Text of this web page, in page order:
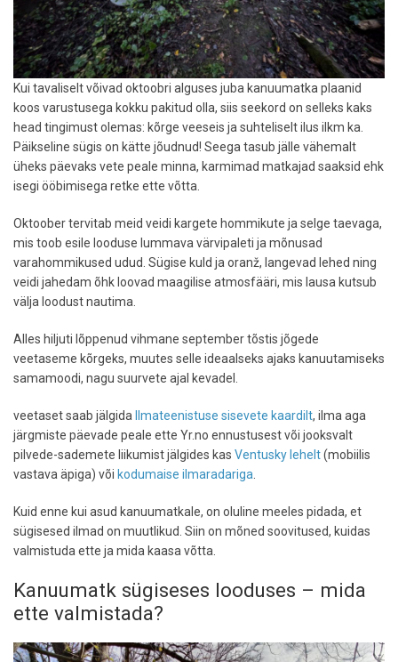
Kui tavaliselt võivad oktoobri alguses juba kanuumatka plaanid
koos varustusega kokku pakitud olla, siis seekord on selleks kaks
head tingimust olemas: kõrge veeseis ja suhteliselt ilus ilkm ka.
Päikseline sügis on kätte jõudnud! Seega tasub jälle vähemalt
üheks päevaks vete peale minna, karmimad matkajad saaksid ehk
isegi ööbimisega retke ette võtta.
Oktoober tervitab meid veidi kargete hommikute ja selge taevaga,
mis toob esile looduse lummava värvipaleti ja mõnusad
varahommikused udud. Sügise kuld ja oranž, langevad lehed ning
veidi jahedam õhk loovad maagilise atmosfääri, mis lausa kutsub
välja loodust nautima.
Alles hiljuti lõppenud vihmane september tõstis jõgede
veetaseme kõrgeks, muutes selle ideaalseks ajaks kanuutamiseks
samamoodi, nagu suurvete ajal kevadel.
veetaset saab jälgida Ilmateenistuse sisevete kaardilt, ilma aga
järgmiste päevade peale ette Yr.no ennustusest või jooksvalt
pilvede-sademete liikumist jälgides kas Ventusky lehelt(mobiilis
vastava äpiga) või kodumaise ilmaradariga.
Kuid enne kui asud kanuumatkale, on oluline meeles pidada, et
sügisesed ilmad on muutlikud. Siin on mõned soovitused, kuidas
valmistuda ette ja mida kaasa võtta.
Kanuumatk sügiseses looduses – mida
ette valmistada?